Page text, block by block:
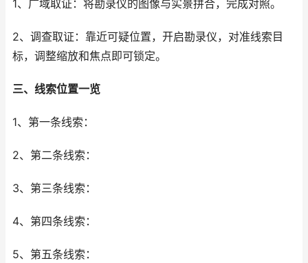
1、广域取证：将勘录仪的图像与实景拼合，完成对照。
2、调查取证：靠近可疑位置，开启勘录仪，对准线索目
标，调整缩放和焦点即可锁定。
三、线索位置一览
1、第一条线索：
2、第二条线索：
3、第三条线索：
4、第四条线索：
5、第五条线索：